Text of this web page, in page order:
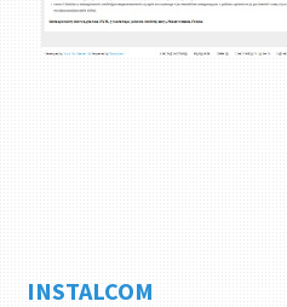
INSTALCOM